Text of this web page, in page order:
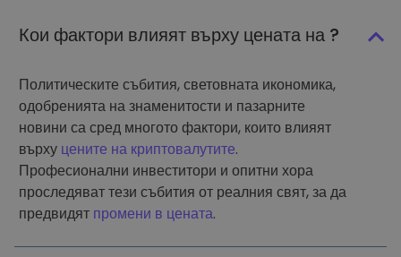
Кои фактори влияят върху цената на ?
Политическите събития, световната икономика,
одобренията на знаменитости и пазарните
новини са сред многото фактори, които влияят
върху цените на криптовалутите.
Професионални инвеститори и опитни хора
проследяват тези събития от реалния свят, за да
предвидят промени в цената.